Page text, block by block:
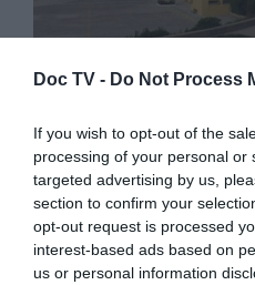
Doc TV - Do Not Process
If you wish to opt-out of the
processing of your personal or
targeted advertising by us,
section to confirm your
opt-out request is processed
interest-based ads based on
us or personal information
«Μήπως θες
Επώνυμη